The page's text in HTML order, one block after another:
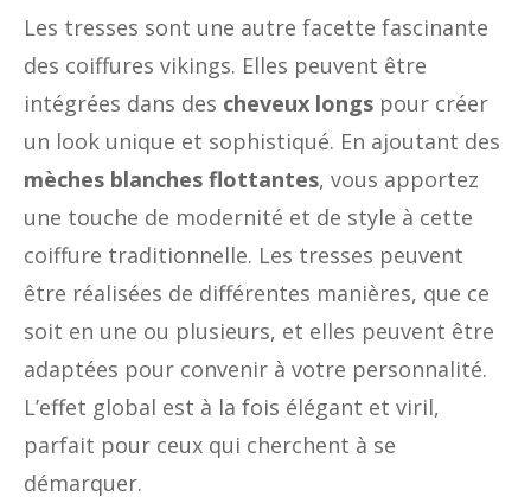
Les tresses sont une autre facette fascinante
des coiffures vikings. Elles peuvent être
intégrées dans des cheveux longs pour créer
un look unique et sophistiqué. En ajoutant des
mèches blanches flottantes, vous apportez
une touche de modernité et de style à cette
coiffure traditionnelle. Les tresses peuvent
être réalisées de différentes manières, que ce
soit en une ou plusieurs, et elles peuvent être
adaptées pour convenir à votre personnalité.
L’effet global est à la fois élégant et viril,
parfait pour ceux qui cherchent à se
démarquer.